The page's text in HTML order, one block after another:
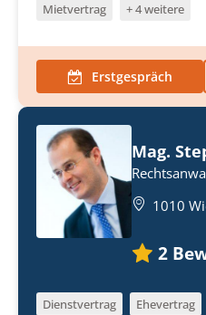
Mietvertrag
+ 4 weitere
Erstgespräch
Mag.
1010
2
Dienstvertrag Ehevertrag